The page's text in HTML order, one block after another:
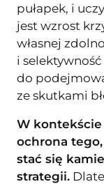
pułapek, i
jest wzrost
własnej
i
do
ze skutkami
W kontekście
ochrona
stać się
strategii.